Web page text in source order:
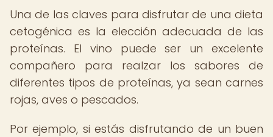
Una de las claves para disfrutar de una dieta
cetogénica es la elección adecuada de las
proteínas. El vino puede ser un excelente
compañero para realzar los sabores de
diferentes tipos de proteínas, ya sean carnes
rojas, aves o pescados.
Por ejemplo, si estás disfrutando de un buen